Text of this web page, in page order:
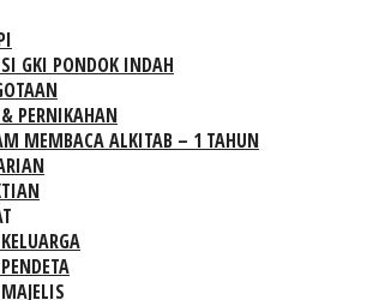
GKI PONDOK INDAH
PERNIKAHAN
MEMBACA ALKITAB – 1 TAHUN